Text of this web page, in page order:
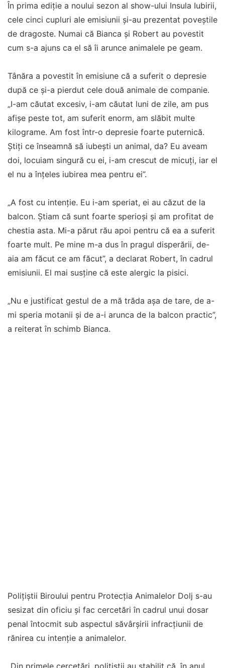
În prima ediție a noului sezon al show-ului Insula Iubirii,
cele cinci cupluri ale emisiunii și-au prezentat poveștile
de dragoste. Numai că Bianca și Robert au povestit
cum s-a ajuns ca el să îi arunce animalele pe geam.
Tânăra a povestit în emisiune că a suferit o depresie
după ce și-a pierdut cele două animale de companie.
„I-am căutat excesiv, i-am căutat luni de zile, am pus
afișe peste tot, am suferit enorm, am slăbit multe
kilograme. Am fost într-o depresie foarte puternică.
Știți ce înseamnă să iubești un animal, da? Eu aveam
doi, locuiam singură cu ei, i-am crescut de micuți, iar el
el nu a înțeles iubirea mea pentru ei”.
„A fost cu intenție. Eu i-am speriat, ei au căzut de la
balcon. Știam că sunt foarte sperioși și am profitat de
chestia asta. Mi-a părut rău apoi pentru că ea a suferit
foarte mult. Pe mine m-a dus în pragul disperării, de-
aia am făcut ce am făcut”, a declarat Robert, în cadrul
emisiunii. El mai susține că este alergic la pisici.
„Nu e justificat gestul de a mă trăda așa de tare, de a-
mi speria motanii și de a-i arunca de la balcon practic”,
a reiterat în schimb Bianca.
Polițiștii Biroului pentru Protecția Animalelor Dolj s-au
sesizat din oficiu și fac cercetări în cadrul unui dosar
penal întocmit sub aspectul săvârșirii infracțiunii de
rănirea cu intenție a animalelor.
„Din primele cercetări, poliţiştii au stabilit că, în anul